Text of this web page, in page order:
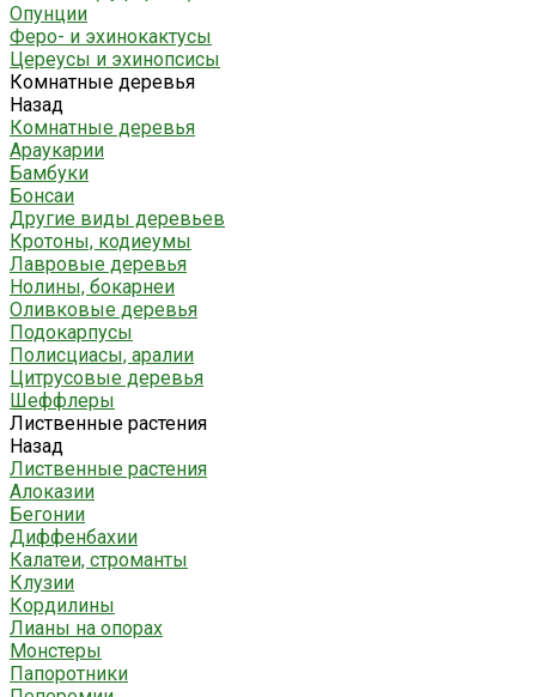
Опунции
Феро- и эхинокактусы
Цереусы и эхинопсисы
Комнатные деревья
Назад
Комнатные деревья
Араукарии
Бамбуки
Бонсаи
Другие виды деревьев
Кротоны, кодиеумы
Лавровые деревья
Нолины, бокарнеи
Оливковые деревья
Подокарпусы
Полисциасы, аралии
Цитрусовые деревья
Шеффлеры
Лиственные растения
Назад
Лиственные растения
Алоказии
Бегонии
Диффенбахии
Калатеи, строманты
Клузии
Кордилины
Лианы на опорах
Монстеры
Папоротники